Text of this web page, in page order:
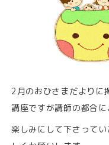
2月のおひさまだよりに
講座ですが講師の都合に
楽しみにして下さって